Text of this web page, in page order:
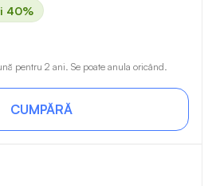
40%
pentru 2 ani. Se poate anula oricând.
CUMPĂRĂ